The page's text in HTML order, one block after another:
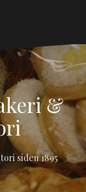
&
siden 1895